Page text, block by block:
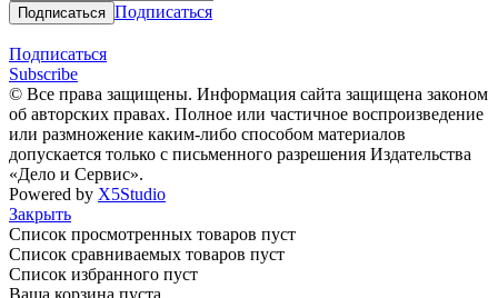
Подписаться
Подписаться
Subscribe
© Все права защищены. Информация сайта защищена законом
об авторских правах. Полное или частичное воспроизведение
или размножение каким-либо способом материалов
допускается только с письменного разрешения Издательства
«Дело и Сервис».
Powered by X5Studio
Закрыть
Список просмотренных товаров пуст
Список сравниваемых товаров пуст
Список избранного пуст
Ваша корзина пуста